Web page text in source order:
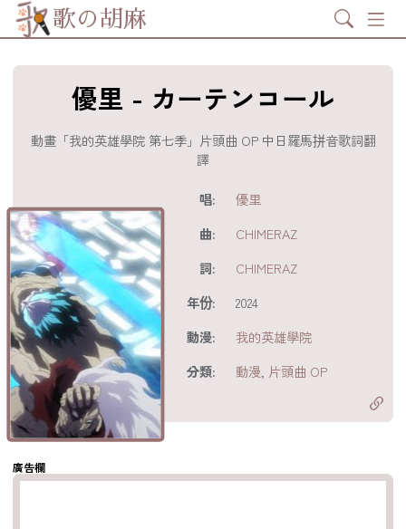
歌の胡麻 Search
優里 - カーテンコール
動畫「我的英雄學院 第七季」片頭曲 OP 中日羅馬拼音歌詞翻
譯
唱:
優里
曲:
CHIMERAZ
詞:
CHIMERAZ
年份:
2024
動漫:
我的英雄學院
分類:
動漫 片頭曲 OP
分享至
享至 X
分享至
製鏈結
廣告欄